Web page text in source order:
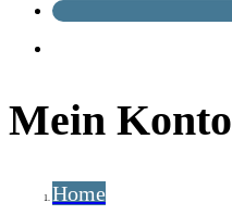
Mein Konto
Home